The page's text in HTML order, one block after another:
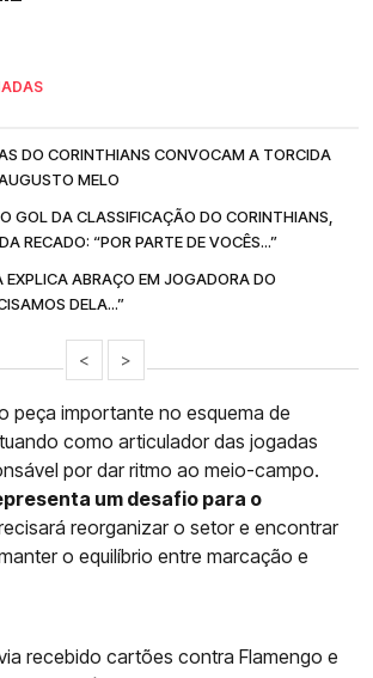
DO CORINTHIANS CONVOCAM A TORCIDA
MELO
GOL DA CLASSIFICAÇÃO DO CORINTHIANS,
RECADO: “POR PARTE DE VOCÊS...”
EXPLICA ABRAÇO EM JOGADORA DO
DELA...”
< >
peça importante no esquema de
como articulador das jogadas
por dar ritmo ao meio-campo.
um desafio para o
reorganizar o setor e encontrar
o equilíbrio entre marcação e
recebido cartões contra Flamengo e